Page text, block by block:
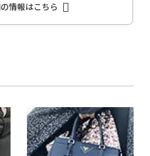
情報はこちら